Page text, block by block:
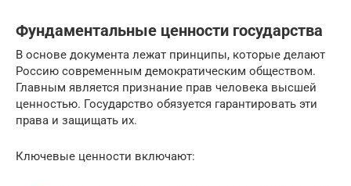
Фундаментальные ценности государства
В основе документа лежат принципы, которые делают
Россию современным демократическим обществом.
Главным является признание прав человека высшей
ценностью. Государство обязуется гарантировать эти
права и защищать их.
Ключевые ценности включают: